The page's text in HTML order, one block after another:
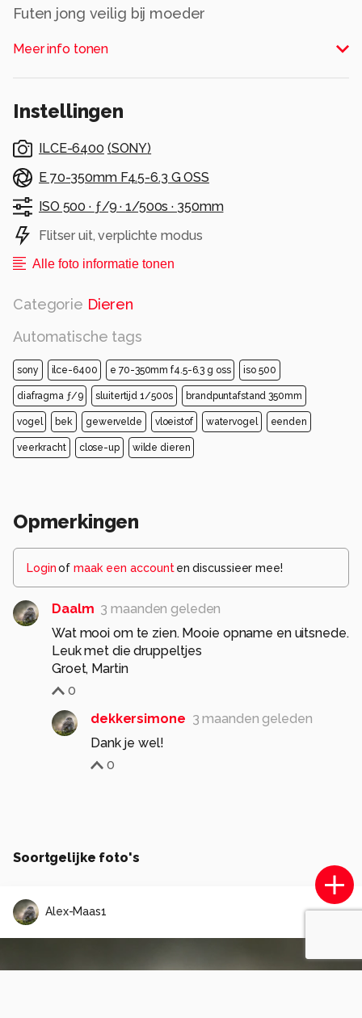
Futen jong veilig bij moeder
Alle rechten voorbehouden
Meer info tonen
Instellingen
ILCE-6400 (SONY)
E 70-350mm F4.5-6.3 G OSS
ISO 500 · ƒ/9 ·1/500s · 350mm
Flitser uit, verplichte modus
Alle foto informatie tonen
Categorie Dieren
Automatische tags
sony ilce-6400 e 70-350mm f4.5-6.3 g oss iso 500
diafragma ƒ/9 sluitertijd 1/500s brandpuntafstand 350mm
vogel bek gewervelde vloeistof watervogel eenden
veerkracht close-up wilde dieren
Opmerkingen
Loginof maak een account en discussieer mee!
Daalm 3 maanden geleden
Wat mooi om te zien. Mooie opname en uitsnede.
Leuk met die druppeltjes
Groet, Martin
0
dekkersimone 3 maanden geleden
Dank je wel!
0
Soortgelijke foto's
Alex-Maas1